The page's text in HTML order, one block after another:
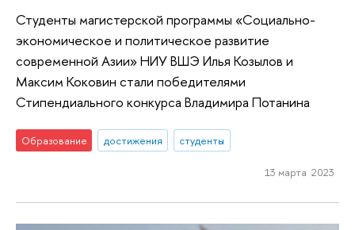
Студенты магистерской программы «Социально-
экономическое и политическое развитие
современной Азии» НИУ ВШЭ Илья Козылов и
Максим Коковин стали победителями
Стипендиального конкурса Владимира Потанина
Образование достижения студенты
13 марта 2023